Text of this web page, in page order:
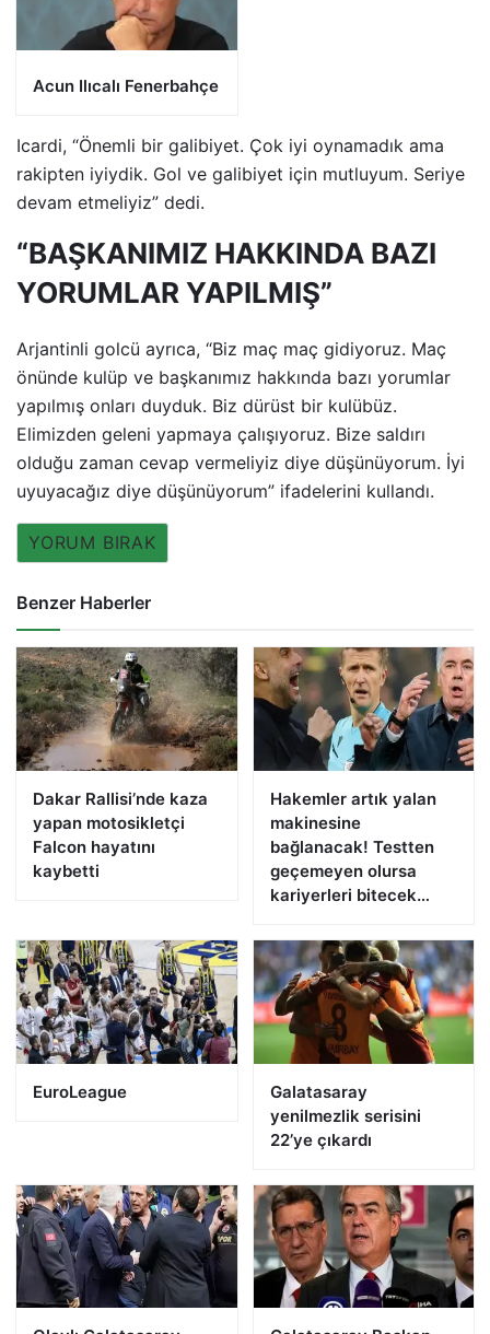
Acun Ilıcalı Fenerbahçe
Icardi, “Önemli bir galibiyet. Çok iyi oynamadık ama
rakipten iyiydik. Gol ve galibiyet için mutluyum. Seriye
devam etmeliyiz” dedi.
“BAŞKANIMIZ HAKKINDA BAZI
YORUMLAR YAPILMIŞ”
Arjantinli golcü ayrıca, “Biz maç maç gidiyoruz. Maç
önünde kulüp ve başkanımız hakkında bazı yorumlar
yapılmış onları duyduk. Biz dürüst bir kulübüz.
Elimizden geleni yapmaya çalışıyoruz. Bize saldırı
olduğu zaman cevap vermeliyiz diye düşünüyorum. İyi
uyuyacağız diye düşünüyorum” ifadelerini kullandı.
YORUM BIRAK
Benzer Haberler
Dakar Rallisi’nde kaza
yapan motosikletçi
Falcon hayatını
kaybetti
Hakemler artık yalan
makinesine
bağlanacak! Testten
geçemeyen olursa
kariyerleri bitecek…
EuroLeague
Galatasaray
yenilmezlik serisini
22’ye çıkardı